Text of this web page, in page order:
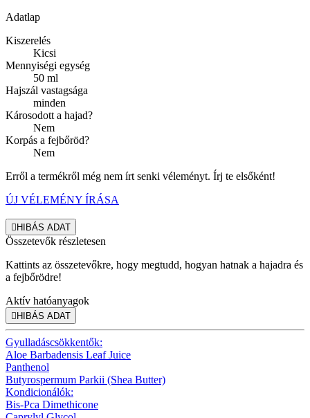
Adatlap
Kiszerelés
Kicsi
Mennyiségi egység
50 ml
Hajszál vastagsága
minden
Károsodott a hajad?
Nem
Korpás a fejbőröd?
Nem
Erről a termékről még nem írt senki véleményt. Írj te elsőként!
ÚJ VÉLEMÉNY ÍRÁSA
HIBÁS ADAT
Összetevők részletesen
Kattints az összetevőkre, hogy megtudd, hogyan hatnak a hajadra és
a fejbőrödre!
Aktív hatóanyagok
HIBÁS ADAT
Gyulladáscsökkentők:
Aloe Barbadensis Leaf Juice
Panthenol
Butyrospermum Parkii (Shea Butter)
Kondicionálók:
Bis-Pca Dimethicone